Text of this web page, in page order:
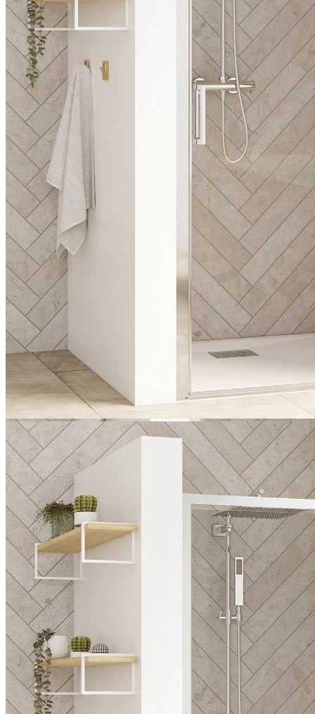
Kinedo Smart Design P80 Drehtür Nische 1 / 3
Smart Design
Smart Design P, teilgerahmt
Schwenktür mit maximaler Einstiegsbreite mit geradlinigem,
schlichten Design und smarten Produktdetails
Schwenktür mit maximaler Einstiegsbreite, teilgerahmt
Aluminiumprofil mit Verschlusselement, verchromt oder weiß
oder schwarz pulverbeschichtet
Zwei Glasoberflächen – beide mit Kalkschutzbehandlung –
zur Auswahl:
— Klarglas
— Klarglas mit Sichtschutz-Druck Cosmos
180° Öffnung möglich durch Drehprofile
Auf die Profile abgestimmte Drehgelenke und Metallgriffe
Bessere Abdichtung durch optionale Schwallleiste (im
Lieferumfang enthalten)
Eck- oder Wandmontage möglich in Kombination mit Smart
Design feste Seitenwand